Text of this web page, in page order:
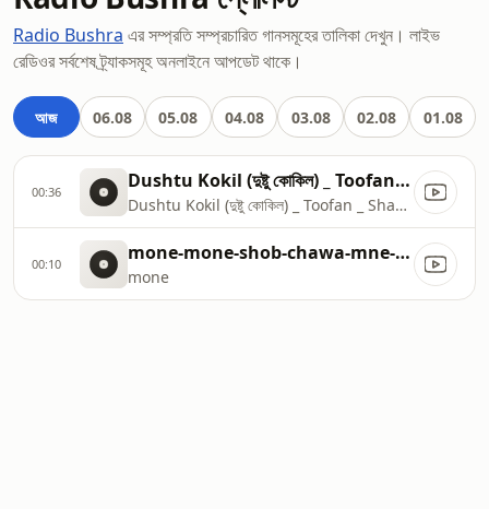
Radio Bushra এর সম্প্রতি সম্প্রচারিত গানসমূহের তালিকা দেখুন। লাইভ
রেডিওর সর্বশেষ ট্র্যাকসমূহ অনলাইনে আপডেট থাকে।
আজ 06.08 05.08 04.08 03.08 02.08 01.08
00:36 Dushtu Kokil (দুষ্টু কোকিল) _ Toofan _ Shakib Khan, Mimi, Kona, Akassh, Raihan _Alpha-i_Chorki
Dushtu Kokil (দুষ্টু কোকিল) _ Toofan _ Shakib Khan, Mimi, Kona, Akassh, Raihan _Alpha
00:10 mone-mone-shob-chawa-mne-mne-sb-caaoyaa-chandan-sinha-soundtek-128-ytshorts.savetube.me (1)
mone